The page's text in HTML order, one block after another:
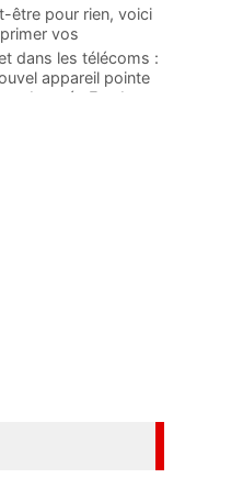
être pour rien, voici
vos
...
dans les télécoms :
appareil pointe
abonnés Freebox...